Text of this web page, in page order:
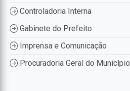
Controladoria Interna
Gabinete do Prefeito
Imprensa e Comunicação
Procuradoria Geral do Município